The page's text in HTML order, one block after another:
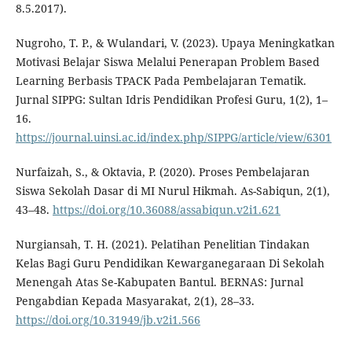
8.5.2017).
Nugroho, T. P., & Wulandari, V. (2023). Upaya Meningkatkan
Motivasi Belajar Siswa Melalui Penerapan Problem Based
Learning Berbasis TPACK Pada Pembelajaran Tematik.
Jurnal SIPPG: Sultan Idris Pendidikan Profesi Guru, 1(2), 1–
16.
https://journal.uinsi.ac.id/index.php/SIPPG/article/view/6301
Nurfaizah, S., & Oktavia, P. (2020). Proses Pembelajaran
Siswa Sekolah Dasar di MI Nurul Hikmah. As-Sabiqun, 2(1),
43–48. https://doi.org/10.36088/assabiqun.v2i1.621
Nurgiansah, T. H. (2021). Pelatihan Penelitian Tindakan
Kelas Bagi Guru Pendidikan Kewarganegaraan Di Sekolah
Menengah Atas Se-Kabupaten Bantul. BERNAS: Jurnal
Pengabdian Kepada Masyarakat, 2(1), 28–33.
https://doi.org/10.31949/jb.v2i1.566